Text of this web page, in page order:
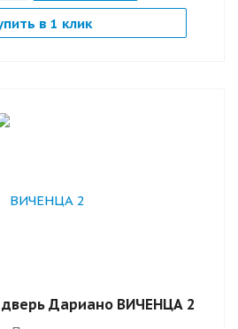
в 1 клик
Дариано ВИЧЕНЦА 2